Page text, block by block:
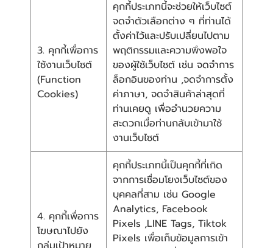
3. คุกกี้เพื่อการ
ใช้งานเว็บไซต์
(Function
Cookies)
คุกกี้ประเภทนี้จะช่วยให้เว็บไซต์
จดจำตัวเลือกต่าง ๆ ที่ท่านได้
ตั้งค่าไว้และปรับเปลี่ยนไปตาม
พฤติกรรมและความพึงพอใจ
ของผู้ใช้เว็บไซต์ เช่น จดจำการ
ล็อกอินของท่าน ,จดจำการตั้ง
ค่าภาษา, จดจำสินค้าล่าสุดที่
ท่านเคยดู เพื่ออำนวยความ
สะดวกเมื่อท่านกลับเข้ามาใช้
งานเว็บไซต์
4. คุกกี้เพื่อการ
โฆษณาไปยัง
คุกกี้ประเภทนี้เป็นคุกกี้ที่เกิด
จากการเชื่อมโยงเว็บไซต์ของ
บุคคลที่สาม เช่น Google
Analytics, Facebook
Pixels ,LINE Tags, Tiktok
Pixels เพื่อเก็บข้อมูลการเข้า